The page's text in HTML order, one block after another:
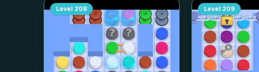
Level 208 Level 209